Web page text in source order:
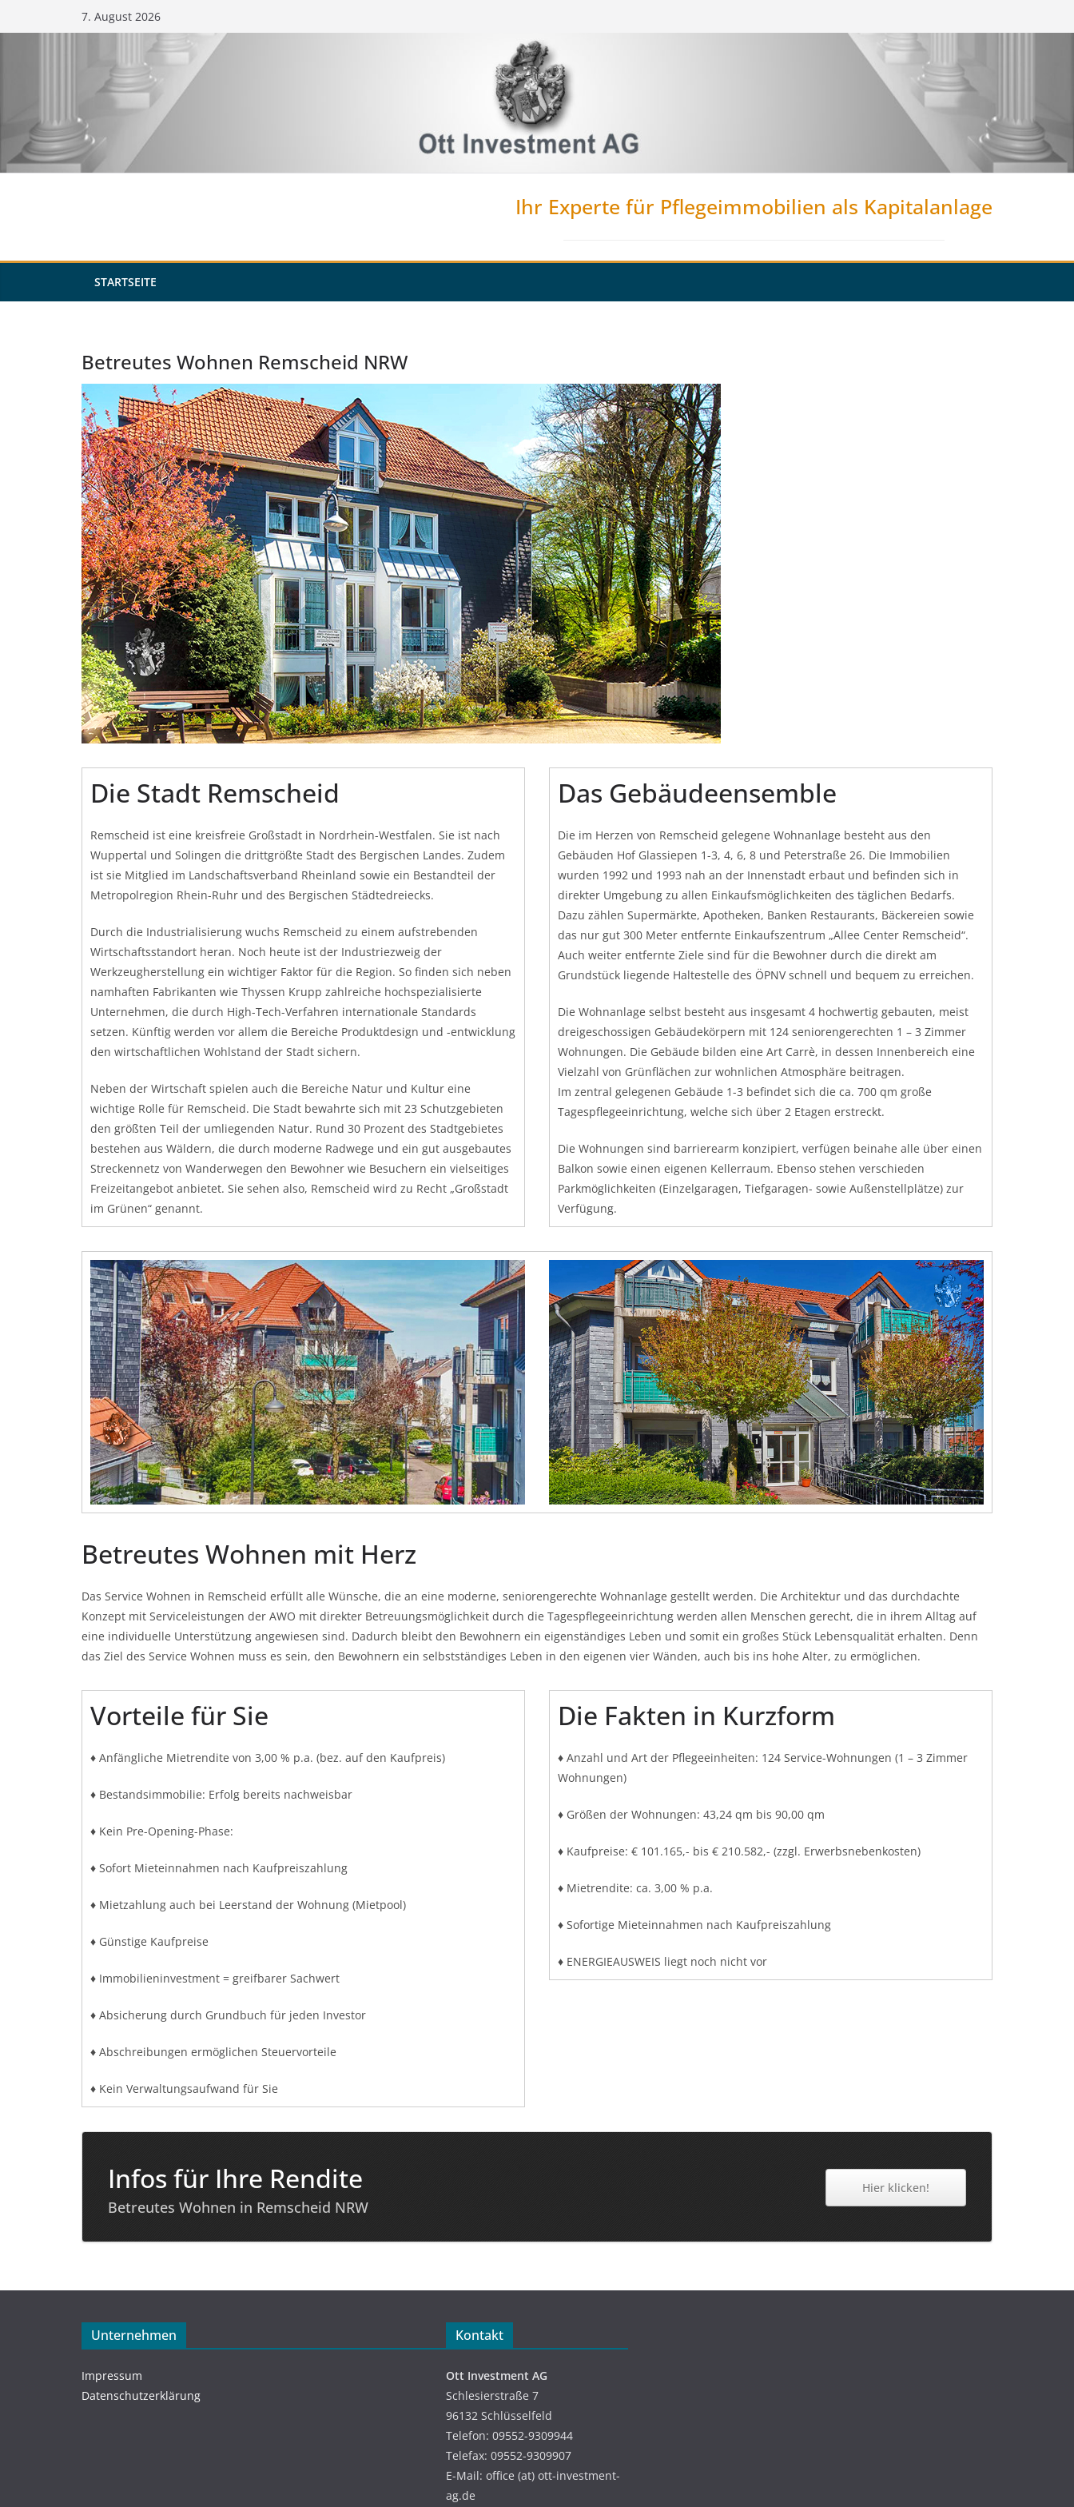
Inhalt
7. August 2026
Ihr Experte für Pflegeimmobilien als Kapitalanlage
STARTSEITE
Betreutes Wohnen Remscheid NRW
Die Stadt Remscheid
Remscheid ist eine kreisfreie Großstadt in Nordrhein-Westfalen. Sie ist nach
Wuppertal und Solingen die drittgrößte Stadt des Bergischen Landes. Zudem
ist sie Mitglied im Landschaftsverband Rheinland sowie ein Bestandteil der
Metropolregion Rhein-Ruhr und des Bergischen Städtedreiecks.
Durch die Industrialisierung wuchs Remscheid zu einem aufstrebenden
Wirtschaftsstandort heran. Noch heute ist der Industriezweig der
Werkzeugherstellung ein wichtiger Faktor für die Region. So finden sich neben
namhaften Fabrikanten wie Thyssen Krupp zahlreiche hochspezialisierte
Unternehmen, die durch High-Tech-Verfahren internationale Standards
setzen. Künftig werden vor allem die Bereiche Produktdesign und -entwicklung
den wirtschaftlichen Wohlstand der Stadt sichern.
Neben der Wirtschaft spielen auch die Bereiche Natur und Kultur eine
wichtige Rolle für Remscheid. Die Stadt bewahrte sich mit 23 Schutzgebieten
den größten Teil der umliegenden Natur. Rund 30 Prozent des Stadtgebietes
bestehen aus Wäldern, die durch moderne Radwege und ein gut ausgebautes
Streckennetz von Wanderwegen den Bewohner wie Besuchern ein vielseitiges
Freizeitangebot anbietet. Sie sehen also, Remscheid wird zu Recht „Großstadt
im Grünen“ genannt.
Das Gebäudeensemble
Die im Herzen von Remscheid gelegene Wohnanlage besteht aus den
Gebäuden Hof Glassiepen 1-3, 4, 6, 8 und Peterstraße 26. Die Immobilien
wurden 1992 und 1993 nah an der Innenstadt erbaut und befinden sich in
direkter Umgebung zu allen Einkaufsmöglichkeiten des täglichen Bedarfs.
Dazu zählen Supermärkte, Apotheken, Banken Restaurants, Bäckereien sowie
das nur gut 300 Meter entfernte Einkaufszentrum „Allee Center Remscheid“.
Auch weiter entfernte Ziele sind für die Bewohner durch die direkt am
Grundstück liegende Haltestelle des ÖPNV schnell und bequem zu erreichen.
Die Wohnanlage selbst besteht aus insgesamt 4 hochwertig gebauten, meist
dreigeschossigen Gebäudekörpern mit 124 seniorengerechten 1 – 3 Zimmer
Wohnungen. Die Gebäude bilden eine Art Carrè, in dessen Innenbereich eine
Vielzahl von Grünflächen zur wohnlichen Atmosphäre beitragen.
Im zentral gelegenen Gebäude 1-3 befindet sich die ca. 700 qm große
Tagespflegeeinrichtung, welche sich über 2 Etagen erstreckt.
Die Wohnungen sind barrierearm konzipiert, verfügen beinahe alle über einen
Balkon sowie einen eigenen Kellerraum. Ebenso stehen verschieden
Parkmöglichkeiten (Einzelgaragen, Tiefgaragen- sowie Außenstellplätze) zur
Verfügung.
Betreutes Wohnen mit Herz
Das Service Wohnen in Remscheid erfüllt alle Wünsche, die an eine moderne, seniorengerechte Wohnanlage gestellt werden. Die Architektur und das durchdachte
Konzept mit Serviceleistungen der AWO mit direkter Betreuungsmöglichkeit durch die Tagespflegeeinrichtung werden allen Menschen gerecht, die in ihrem Alltag auf
eine individuelle Unterstützung angewiesen sind. Dadurch bleibt den Bewohnern ein eigenständiges Leben und somit ein großes Stück Lebensqualität erhalten. Denn
das Ziel des Service Wohnen muss es sein, den Bewohnern ein selbstständiges Leben in den eigenen vier Wänden, auch bis ins hohe Alter, zu ermöglichen.
Vorteile für Sie
♦ Anfängliche Mietrendite von 3,00 % p.a. (bez. auf den Kaufpreis)
♦ Bestandsimmobilie: Erfolg bereits nachweisbar
♦ Kein Pre-Opening-Phase:
♦ Sofort Mieteinnahmen nach Kaufpreiszahlung
♦ Mietzahlung auch bei Leerstand der Wohnung (Mietpool)
♦ Günstige Kaufpreise
♦ Immobilieninvestment = greifbarer Sachwert
♦ Absicherung durch Grundbuch für jeden Investor
♦ Abschreibungen ermöglichen Steuervorteile
♦ Kein Verwaltungsaufwand für Sie
Die Fakten in Kurzform
♦ Anzahl und Art der Pflegeeinheiten: 124 Service-Wohnungen (1 – 3 Zimmer
Wohnungen)
♦ Größen der Wohnungen: 43,24 qm bis 90,00 qm
♦ Kaufpreise: € 101.165,- bis € 210.582,- (zzgl. Erwerbsnebenkosten)
♦ Mietrendite: ca. 3,00 % p.a.
♦ Sofortige Mieteinnahmen nach Kaufpreiszahlung
♦ ENERGIEAUSWEIS liegt noch nicht vor
Infos für Ihre Rendite
Betreutes Wohnen in Remscheid NRW
Hier klicken!
Unternehmen
Impressum
Datenschutzerklärung
Kontakt
Ott Investment AG
Schlesierstraße 7
96132 Schlüsselfeld
Telefon: 09552-9309944
Telefax: 09552-9309907
E-Mail: office (at) ott-investment-
ag.de